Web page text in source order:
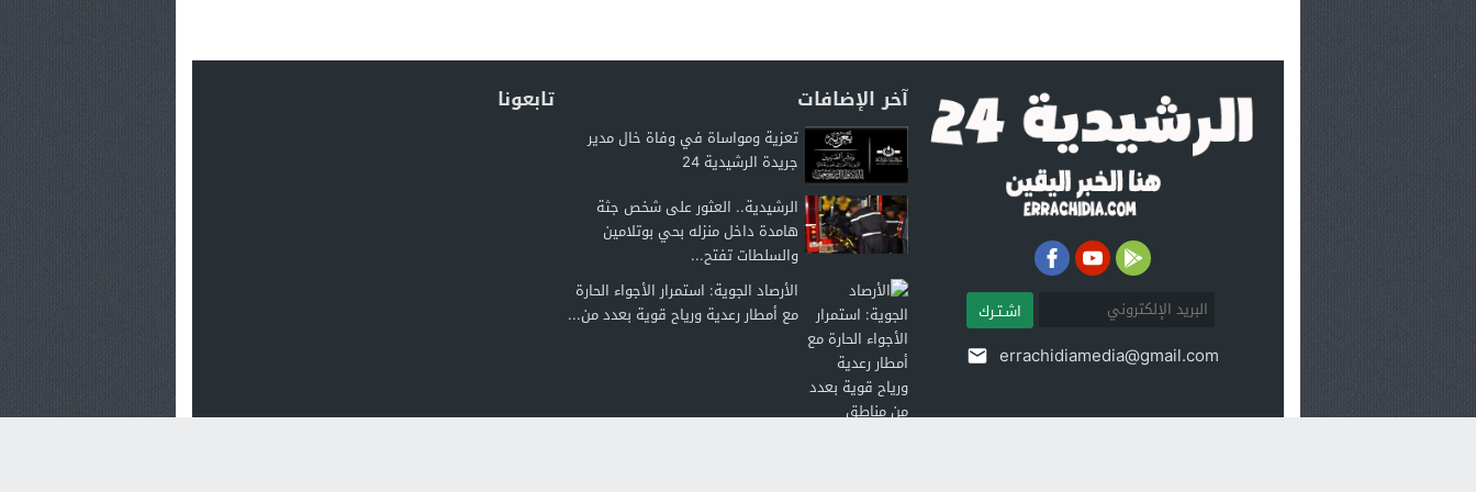
اشـتـرك
errachidiamedia@gmail.com
آخر الإضافات
تعزية ومواساة في وفاة خال مدير
جريدة الرشيدية 24
الرشيدية.. العثور على شخص جثة
هامدة داخل منزله بحي بوتلامين
والسلطات تفتح...
الأرصاد الجوية: استمرار الأجواء الحارة
مع أمطار رعدية ورياح قوية بعدد من...
تابعونا